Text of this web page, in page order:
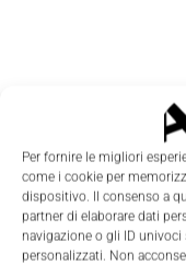
Per fornire le migliori
come i cookie per
dispositivo. Il consenso a
partner di elaborare dati
navigazione o gli ID
personalizzati. Non
LEGGI LA